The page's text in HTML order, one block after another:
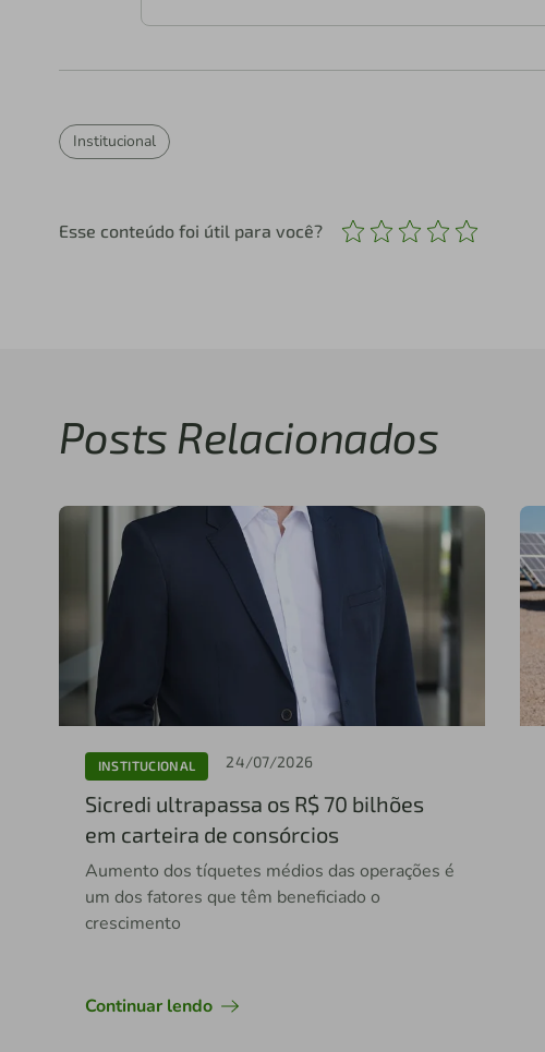
Institucional
Esse conteúdo foi útil para você?
Posts Relacionados
INSTITUCIONAL 24/07/2026
Sicredi ultrapassa os R$ 70 bilhões
em carteira de consórcios
Aumento dos tíquetes médios das operações é
um dos fatores que têm beneficiado o
crescimento
Continuar lendo